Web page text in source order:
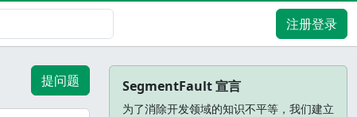
注册登录
提问题 SegmentFault 宣言
为了消除开发领域的知识不平等，我们建立